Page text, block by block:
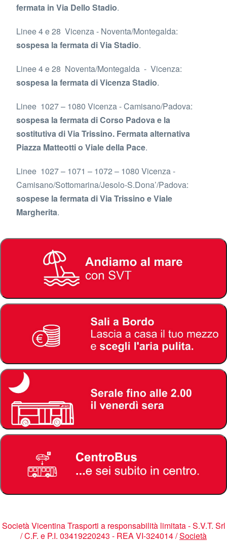
fermata in Via Dello Stadio.
Linee 4 e 28 Vicenza - Noventa/Montegalda:
sospesa la fermata di Via Stadio.
Linee 4 e 28 Noventa/Montegalda - Vicenza:
sospesa la fermata di Vicenza Stadio.
Linee 1027 – 1080 Vicenza - Camisano/Padova:
sospesa la fermata di Corso Padova e la
sostitutiva di Via Trissino. Fermata alternativa
Piazza Matteotti o Viale della Pace.
Linee 1027 – 1071 – 1072 – 1080 Vicenza -
Camisano/Sottomarina/Jesolo-S.Dona’/Padova:
sospese la fermata di Via Trissino e Viale
Margherita.
Società Vicentina Trasporti a responsabilità limitata - S.V.T. Srl
/ C.F. e P.I. 03419220243 - REA VI-324014 /Società